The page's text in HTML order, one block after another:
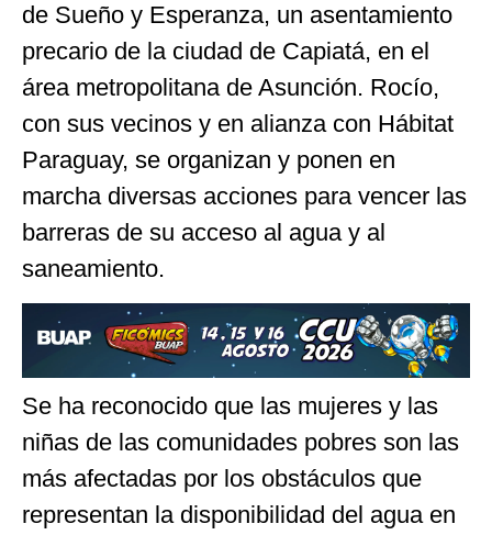
de Sueño y Esperanza, un asentamiento
precario de la ciudad de Capiatá, en el
área metropolitana de Asunción. Rocío,
con sus vecinos y en alianza con Hábitat
Paraguay, se organizan y ponen en
marcha diversas acciones para vencer las
barreras de su acceso al agua y al
saneamiento.
Se ha reconocido que las mujeres y las
niñas de las comunidades pobres son las
más afectadas por los obstáculos que
representan la disponibilidad del agua en